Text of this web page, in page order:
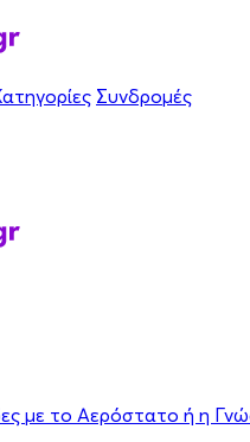
Συνδρομές
με το Αερόστατο ή η